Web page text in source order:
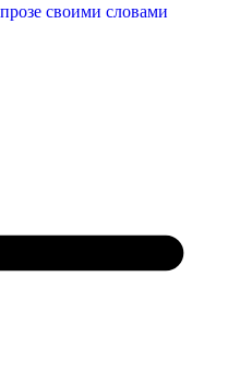
своими словами